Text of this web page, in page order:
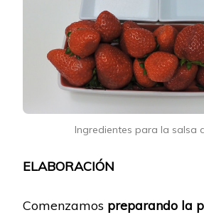
Ingredientes para la salsa
ELABORACIÓN
Comenzamos preparando la